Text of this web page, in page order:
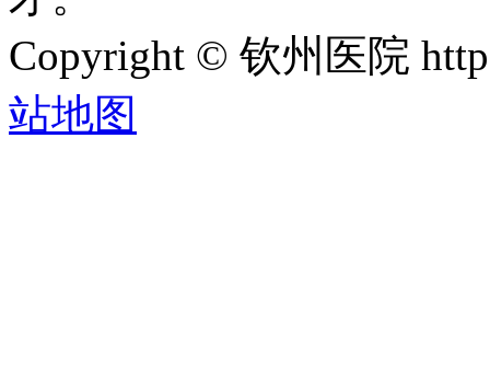
Copyright © 钦州医院
站地图